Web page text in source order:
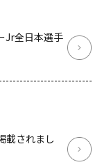
Jr全日本選手
載されまし